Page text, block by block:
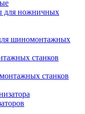
для ножничных
шиномонтажных
станков
станков